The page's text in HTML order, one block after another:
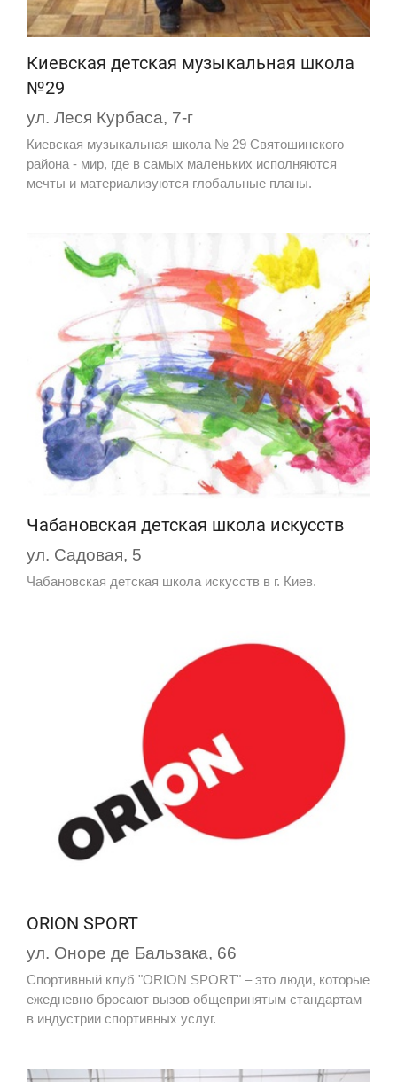
Киевская детская музыкальная школа
№29
ул. Леся Курбаса, 7-г
Киевская музыкальная школа № 29 Святошинского
района - мир, где в самых маленьких исполняются
мечты и материализуются глобальные планы.
Чабановская детская школа искусств
ул. Садовая, 5
Чабановская детская школа искусств в г. Киев.
ORION SPORT
ул. Оноре де Бальзака, 66
Спортивный клуб "ORION SPORT" – это люди, которые
ежедневно бросают вызов общепринятым стандартам
в индустрии спортивных услуг.